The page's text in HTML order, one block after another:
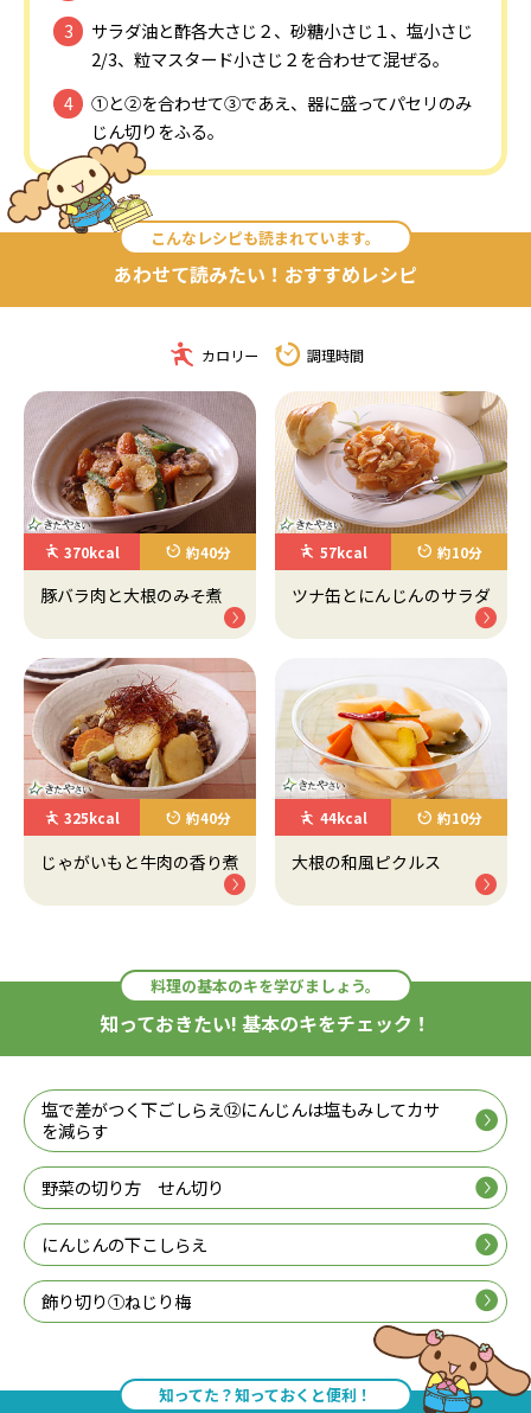
サラダ油と酢各大さじ２、砂糖小さじ１、塩小さじ
2/3、粒マスタード小さじ２を合わせて混ぜる。
①と②を合わせて③であえ、器に盛ってパセリのみ
じん切りをふる。
こんなレシピも読まれています。
あわせて読みたい！おすすめレシピ
カロリー 調理時間
370kcal 約40分
豚バラ肉と大根のみそ煮
57kcal 約10分
ツナ缶とにんじんのサラダ
325kcal 約40分
じゃがいもと牛肉の香り煮
44kcal 約10分
大根の和風ピクルス
料理の基本のキを学びましょう。
知っておきたい! 基本のキをチェック！
塩で差がつく下ごしらえ⑫にんじんは塩もみしてカサ
を減らす
野菜の切り方 せん切り
にんじんの下こしらえ
飾り切り①ねじり梅
知ってた？知っておくと便利！